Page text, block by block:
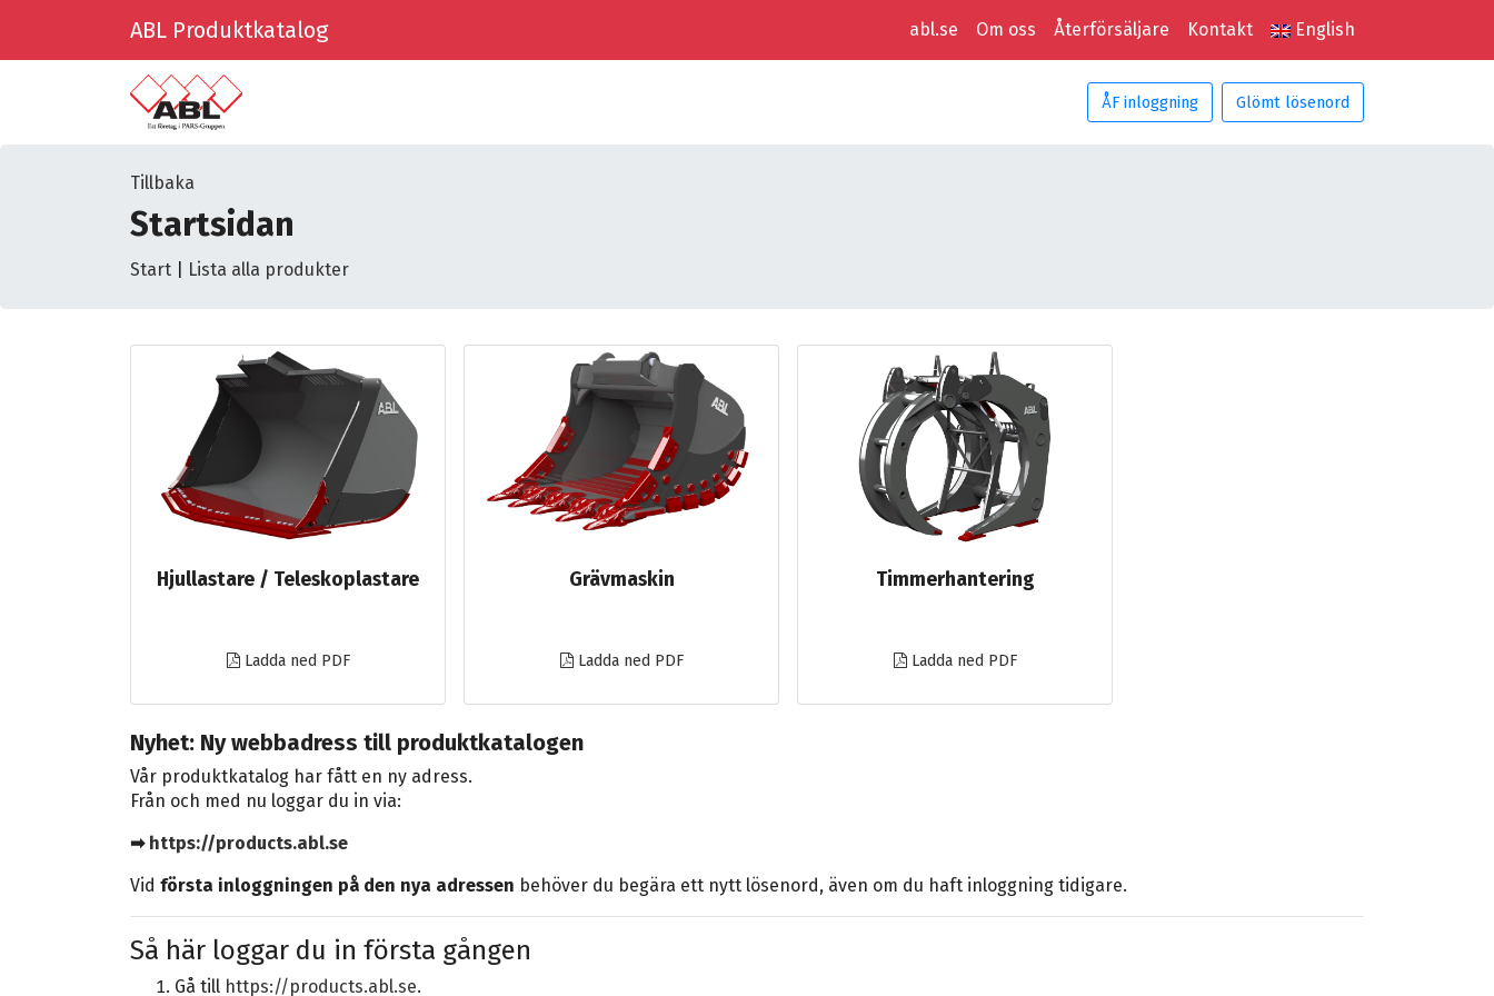
ABL Produktkatalog abl.se Om oss Återförsäljare Kontakt English
ÅF inloggning Glömt lösenord
Tillbaka
Startsidan
Start Lista alla produkter
Hjullastare / Teleskoplastare
Ladda ned PDF
Grävmaskin
Ladda ned PDF
Timmerhantering
Ladda ned PDF
Nyhet: Ny webbadress till produktkatalogen
Vår produktkatalog har fått en ny adress.
Från och med nu loggar du in via:
➡ https://products.abl.se
Vid första inloggningen på den nya adressen behöver du begära ett nytt lösenord, även om du haft inloggning tidigare.
Så här loggar du in första gången
Gå till https://products.abl.se.